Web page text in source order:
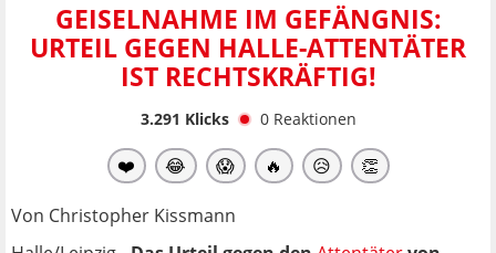
GEISELNAHME IM GEFÄNGNIS:
URTEIL GEGEN HALLE-ATTENTÄTER
IST RECHTSKRÄFTIG!
3.291 Klicks 0 Reaktionen
❤️ 😂 😱 🔥 😥 👏
Von Christopher Kissmann